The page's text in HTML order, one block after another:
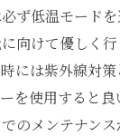
ず低温モード
向けて優しく
には紫外線対
を使用すると
のメンテナン